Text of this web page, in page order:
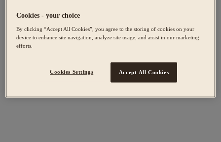
Cookies - your choice
By clicking “Accept All Cookies”, you agree to the storing of cookies on your
device to enhance site navigation, analyze site usage, and assist in our marketing
efforts.
Cookies Settings Accept All Cookies